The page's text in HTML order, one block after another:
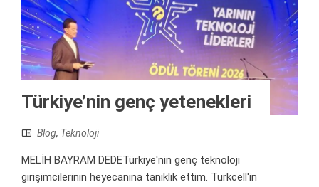
Türkiye’nin genç yetenekleri
Blog, Teknoloji
MELİH BAYRAM DEDETürkiye'nin genç teknoloji
girişimcilerinin heyecanına tanıklık ettim. Turkcell'in